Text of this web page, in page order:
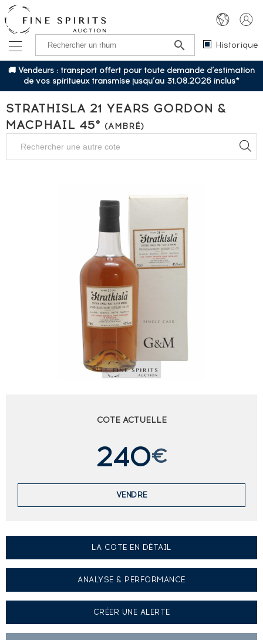
Historique
🚚 Vendeurs : transport offert pour toute demande d’estimation
de vos spiritueux transmise jusqu’au 31.08.2026 inclus*
STRATHISLA 21 YEARS GORDON &
MACPHAIL 45° (AMBRÉ)
COTE ACTUELLE
240€
VENDRE
LA COTE EN DÉTAIL
ANALYSE & PERFORMANCE
CRÉER UNE ALERTE